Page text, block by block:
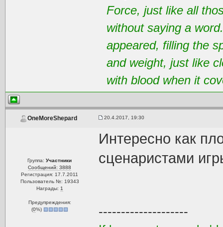
Force, just like all
without saying a
appeared, filling the
and weight, just like
with blood when it
OneMoreShepard 20.4.2017, 19:30
Группа:Участники
Сообщений: 3888
Регистрация: 17.7.2011
Пользователь №: 19343
Награды: 1
Предупреждения:
(0%)
Интересно как
сценаристами
--------------------